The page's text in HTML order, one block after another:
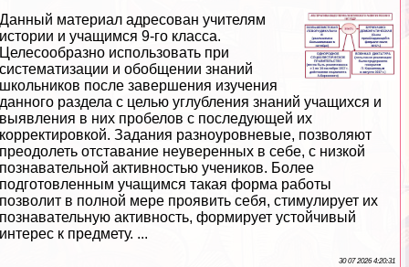
Данный материал адресован учителям
истории и учащимся 9-го класса.
Целесообразно использовать при
систематизации и обобщении знаний
школьников после завершения изучения
данного раздела с целью углубления знаний учащихся и
выявления в них пробелов с последующей их
корректировкой. Задания разноуровневые, позволяют
преодолеть отставание неуверенных в себе, с низкой
познавательной активностью учеников. Более
подготовленным учащимся такая форма работы
позволит в полной мере проявить себя, стимулирует их
познавательную активность, формирует устойчивый
интерес к предмету. ...
30 07 2026 4:20:31